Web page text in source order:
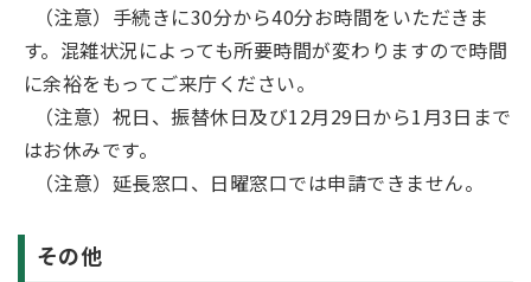
（注意）手続きに30分から40分お時間をいただきま
す。混雑状況によっても所要時間が変わりますので時間
に余裕をもってご来庁ください。
（注意）祝日、振替休日及び12月29日から1月3日まで
はお休みです。
（注意）延長窓口、日曜窓口では申請できません。
その他